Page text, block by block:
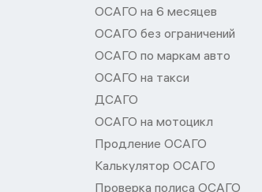
ОСАГО на 6 месяцев
ОСАГО без ограничений
ОСАГО по маркам авто
ОСАГО на такси
ДСАГО
ОСАГО на мотоцикл
Продление ОСАГО
Калькулятор ОСАГО
Проверка полиса ОСАГО